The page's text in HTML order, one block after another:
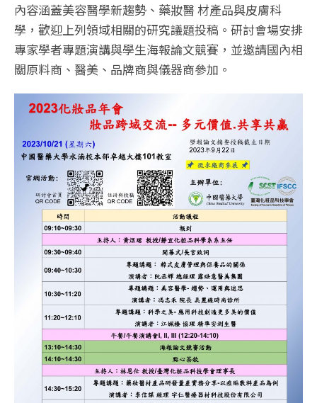
內容涵蓋美容醫學新趨勢、藥妝醫 材產品與皮膚科
學，歡迎上列領域相關的研究議題投稿。研討會場安排
專家學者專題演講與學生海報論文競賽，並邀請國內相
關原料商、醫美、品牌商與儀器商參加。